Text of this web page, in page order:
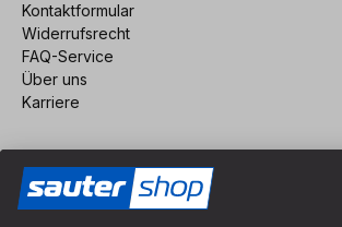
Kontaktformular
Widerrufsrecht
FAQ-Service
Über uns
Karriere